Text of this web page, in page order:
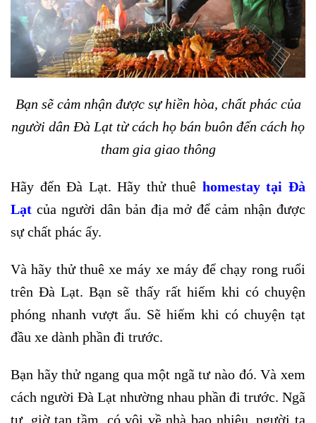
Bạn sẽ cảm nhận được sự hiền hòa, chất phác của
người dân Đà Lạt từ cách họ bán buôn đến cách họ
tham gia giao thông
Hãy đến Đà Lạt. Hãy thử thuê homestay tại Đà
Lạt của người dân bản địa mở để cảm nhận được
sự chất phác ấy.
Và hãy thử thuê xe máy xe máy để chạy rong ruổi
trên Đà Lạt. Bạn sẽ thấy rất hiếm khi có chuyện
phóng nhanh vượt ẩu. Sẽ hiếm khi có chuyện tạt
đầu xe dành phần đi trước.
Bạn hãy thử ngang qua một ngã tư nào đó. Và xem
cách người Đà Lạt nhường nhau phần đi trước. Ngã
tư, giờ tan tầm, có vội về nhà bao nhiêu, người ta